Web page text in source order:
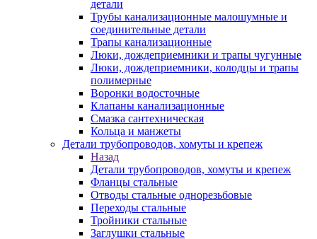
детали
Трубы канализационные малошумные и
соединительные детали
Трапы канализационные
Люки, дождеприемники и трапы чугунные
Люки, дождеприемники, колодцы и трапы
полимерные
Воронки водосточные
Клапаны канализационные
Смазка сантехническая
Кольца и манжеты
Детали трубопроводов, хомуты и крепеж
Назад
Детали трубопроводов, хомуты и крепеж
Фланцы стальные
Отводы стальные однорезьбовые
Переходы стальные
Тройники стальные
Заглушки стальные